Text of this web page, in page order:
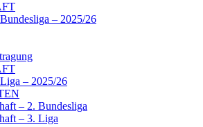
– 2025/26
– 2025/26
– 2. Bundesliga
– 3. Liga